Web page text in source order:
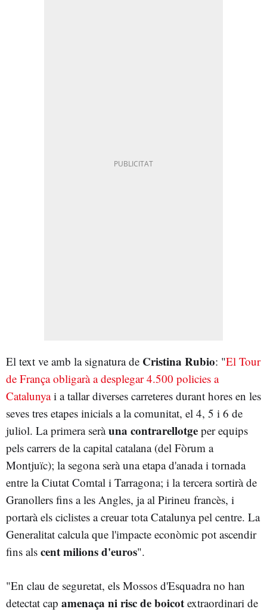
El text ve amb la signatura de Cristina Rubio: "El Tour
de França obligarà a desplegar 4.500 policies a
Catalunyai a tallar diverses carreteres durant hores en les
seves tres etapes inicials a la comunitat, el 4, 5 i 6 de
juliol. La primera seràuna contrarellotge per equips
pels carrers de la capital catalana (del Fòrum a
Montjuïc); la segona serà una etapa d'anada i tornada
entre la Ciutat Comtal i Tarragona; i la tercera sortirà de
Granollers fins a les Angles, ja al Pirineu francès, i
portarà els ciclistes a creuar tota Catalunya pel centre. La
Generalitat calcula que l'impacte econòmic pot ascendir
fins als cent milions d'euros".
"En clau de seguretat, els Mossos d'Esquadra no han
detectat cap amenaça ni risc de boicot extraordinari de